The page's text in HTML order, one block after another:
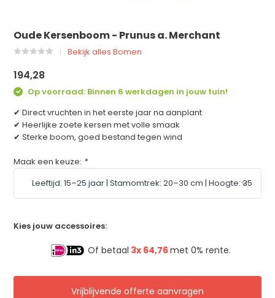
Oude Kersenboom - Prunus a. Merchant
Bekijk alles Bomen
194,28
Op voorraad: Binnen 6 werkdagen in jouw tuin!
✔ Direct vruchten in het eerste jaar na aanplant
✔ Heerlijke zoete kersen met volle smaak
✔ Sterke boom, goed bestand tegen wind
Maak een keuze: *
Kies jouw accessoires:
Of betaal 3x 64,76met 0% rente.
Vrijblijvende offerte aanvragen